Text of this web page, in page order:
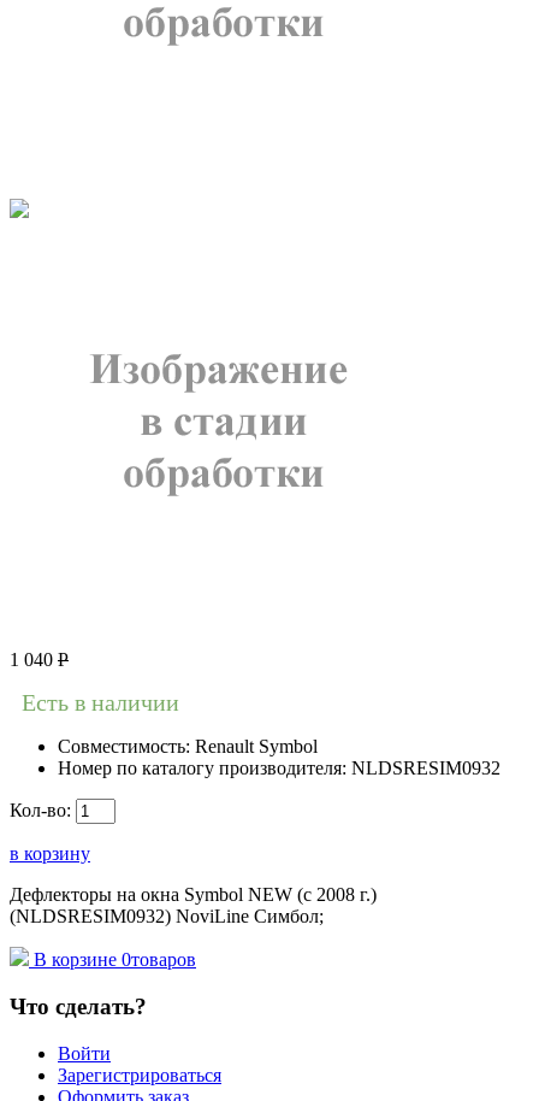
1 040 Р
Есть в наличии
Совместимость: Renault Symbol
Номер по каталогу производителя: NLDSRESIM0932
Кол-во:
в корзину
Дефлекторы на окна Symbol NEW (c 2008 г.)
(NLDSRESIM0932) NoviLine Симбол;
В корзине 0товаров
Что сделать?
Войти
Зарегистрироваться
Оформить заказ